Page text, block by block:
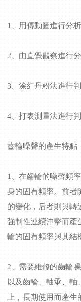
1 、用傳動圖進行分析
2 、由直覺觀察進行
3 、涂紅丹粉法進行判
4 、打表測量法進行判
齒輪噪聲的產生特點：
1
、在齒輪的噪聲頻
身的固有頻率。前者
的變化，后者則與轉
強制性連續沖擊而產
輪的固有頻率與其結
2 、需要維修的齒輪
以及齒輪、軸承、軸
上，長期使用而產